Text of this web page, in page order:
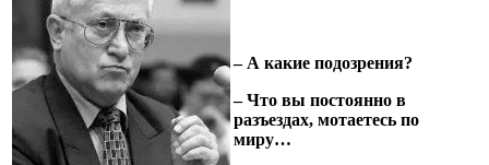
– А какие подозрения?
– Что вы постоянно в
разъездах, мотаетесь по
миру…